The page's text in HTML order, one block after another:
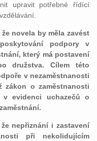
upravit potřebné řídící
novela by měla zavést
podpory v
který má postavení
družstva. Cílem této
v nezaměstnanosti
zákon o zaměstnanosti
evidenci uchazečů o
nepřiznání i zastavení
při nekolidujícím